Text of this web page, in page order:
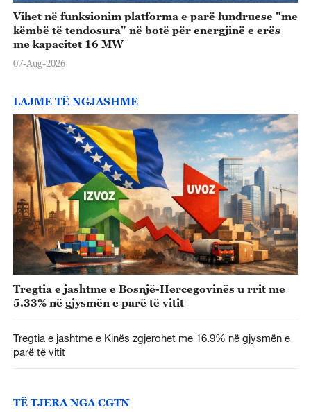
Vihet në funksionim platforma e parë lundruese "me
këmbë të tendosura" në botë për energjinë e erës
me kapacitet 16 MW
07-Aug-2026
LAJME TË NGJASHME
Tregtia e jashtme e Bosnjë-Hercegovinës u rrit me
5.33% në gjysmën e parë të vitit
Tregtia e jashtme e Kinës zgjerohet me 16.9% në gjysmën e
parë të vitit
TË TJERA NGA CGTN